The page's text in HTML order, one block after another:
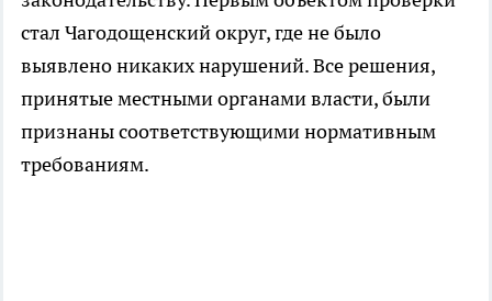
стал Чагодощенский округ, где не было
выявлено никаких нарушений. Все решения,
принятые местными органами власти, были
признаны соответствующими нормативным
требованиям.